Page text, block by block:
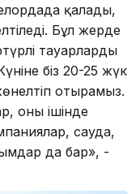
қалады,
Бұл жерде
тауарларды
біз 20-25 жүк
отырамыз.
оның ішінде
сауда,
да бар», -